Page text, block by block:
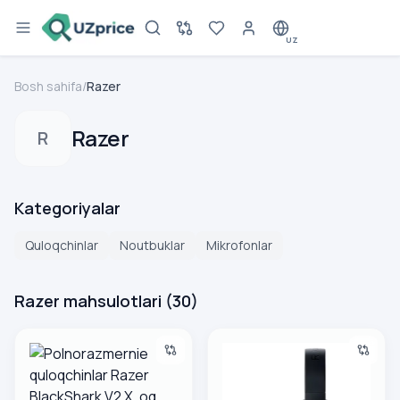
UZ
Bosh sahifa/Razer
R Razer
Kategoriyalar
Quloqchinlar Noutbuklar Mikrofonlar
Razer mahsulotlari (30)
Polnorazmernie quloqchinlar Razer BlackShark V2 X, oq